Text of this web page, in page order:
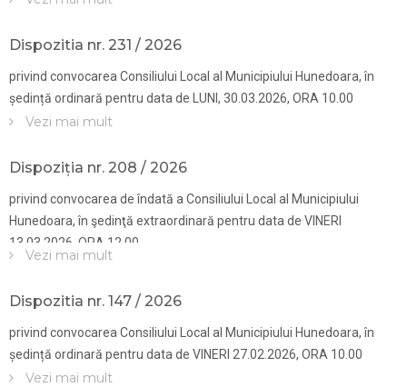
Dispozitia nr. 231 / 2026
privind convocarea Consiliului Local al Municipiului Hunedoara, în
ședință ordinară pentru data de LUNI, 30.03.2026, ORA 10.00
Vezi mai mult
Dispoziția nr. 208 / 2026
privind convocarea de îndată a Consiliului Local al Municipiului
Hunedoara, în şedinţă extraordinară pentru data de VINERI
13.03.2026, ORA 12.00
Vezi mai mult
Dispozitia nr. 147 / 2026
privind convocarea Consiliului Local al Municipiului Hunedoara, în
ședință ordinară pentru data de VINERI 27.02.2026, ORA 10.00
Vezi mai mult